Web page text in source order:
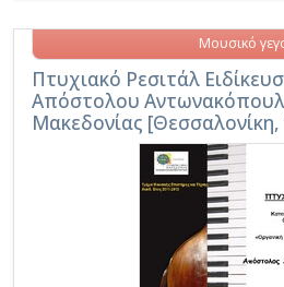
Πτυχιακό Ρεσιτάλ
Απόστολου
Μακεδονίας
Μουσικό